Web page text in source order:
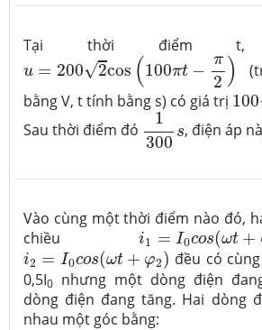
Tại thời điểm t,
u = 200√2cos (100πt −
π
2 )
u= cos( 100 t−π2
bằng V, t tính bằng s) có giá trị 100
100
Sau thời điểm đó
1
300
s
1300s
, điện áp
Vào cùng một thời điểm nào đó,
chiềui1 = I0cos(ωt +
i1 =I0cos(ωt+φ1
i2 = I0cos(ωt + φ2)
i2=I0c os(ωt + φ 2)
đều có
0,5I0 nhưng một dòng điện
dòng điện đang tăng. Hai dòng
nhau một góc bằng: